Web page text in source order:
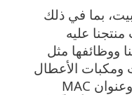
بما في ذلك
عليه
ووظائفها مثل
ومكبات الأعطال
ومعرفات الترخيص وعنوان IP وعنوان MAC